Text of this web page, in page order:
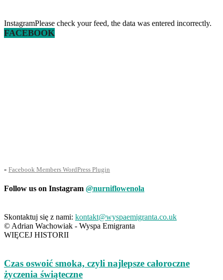
InstagramPlease check your feed, the data was entered incorrectly.
FACEBOOK
- Facebook Members WordPress Plugin
Follow us on Instagram @nurniflowenola
Skontaktuj się z nami: kontakt@wyspaemigranta.co.uk
© Adrian Wachowiak - Wyspa Emigranta
WIĘCEJ HISTORII
Czas oswoić smoka, czyli najlepsze całoroczne
życzenia świąteczne